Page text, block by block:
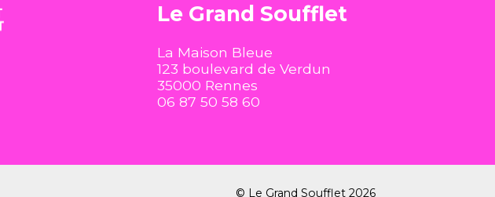
Le Grand Soufflet
La Maison Bleue
123 boulevard de Verdun
35000 Rennes
06 87 50 58 60
© Le Grand Soufflet 2026